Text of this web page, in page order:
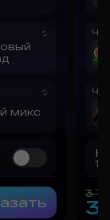
микс
1
3
3